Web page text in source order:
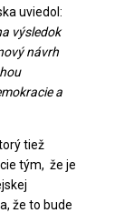
uviedol:
výsledok
návrh
a
tiež
tým, že je
že to bude